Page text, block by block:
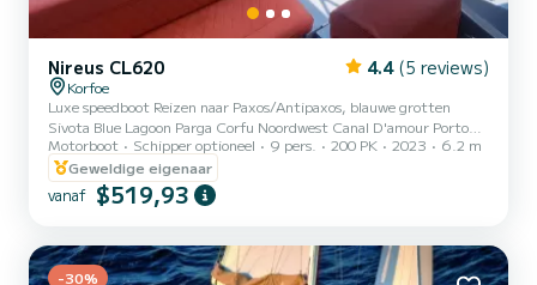
Nireus CL620 4.4 (5 reviews)
Korfoe
Luxe speedboot Reizen naar Paxos/Antipaxos, blauwe grotten
Sivota Blue Lagoon Parga Corfu Noordwest Canal D'amour Porto
Timoni Palaiokastritsa Noordelijke Griekse eilanden
Motorboot Schipper optioneel 9 pers. 200 PK 2023
6.2 m
Geweldige eigenaar
vanaf $519,93
-30%